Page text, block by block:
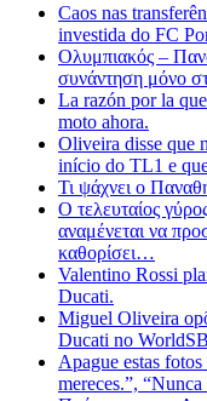
Caos nas
investida do FC
Ολυμπιακός –
συνάντηση μόνο
La razón por la
moto ahora.
Oliveira disse que
início do TL1 e
Τι ψάχνει ο
Ο τελευταίος
αναμένεται να
καθορίσει…
Valentino Rossi
Ducati.
Miguel Oliveira
Ducati no
Apague estas
mereces.”,